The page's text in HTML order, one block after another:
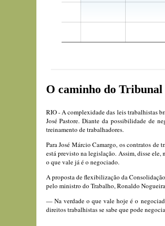
O caminho do Tribunal
RIO - A complexidade das leis trabalhistas
José Pastore. Diante da possibilidade de
treinamento de trabalhadores.
Para José Márcio Camargo, os contratos de
está previsto na legislação. Assim, disse
o que vale já é o negociado.
A proposta de flexibilização da
pelo ministro do Trabalho, Ronaldo
— Na verdade o que vale hoje é o
direitos trabalhistas se sabe que pode